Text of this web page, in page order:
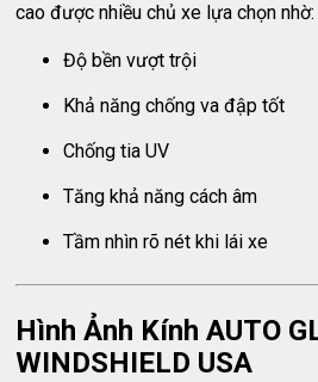
cao được nhiều chủ xe lựa chọn nhờ:
Độ bền vượt trội
Khả năng chống va đập tốt
Chống tia UV
Tăng khả năng cách âm
Tầm nhìn rõ nét khi lái xe
Hình Ảnh Kính AUTO
WINDSHIELD USA